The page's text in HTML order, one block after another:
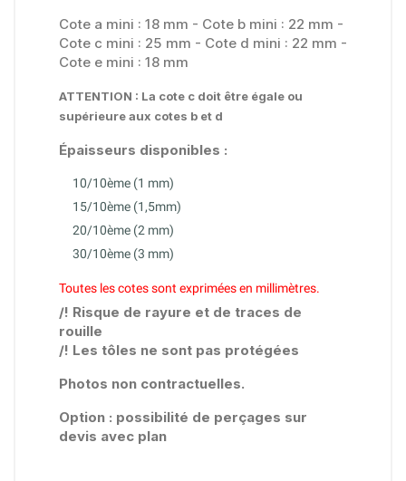
Cote a mini : 18 mm - Cote b mini : 22 mm -
Cote c mini : 25 mm - Cote d mini : 22 mm -
Cote e mini : 18 mm
ATTENTION : La cote c doit être égale ou
supérieure aux cotes b et d
Épaisseurs disponibles :
10/10ème (1 mm)
15/10ème (1,5mm)
20/10ème (2 mm)
30/10ème (3 mm)
Toutes les cotes sont exprimées en millimètres.
/! Risque de rayure et de traces de
rouille
/! Les tôles ne sont pas protégées
Photos non contractuelles.
Option : possibilité de perçages sur
devis avec plan